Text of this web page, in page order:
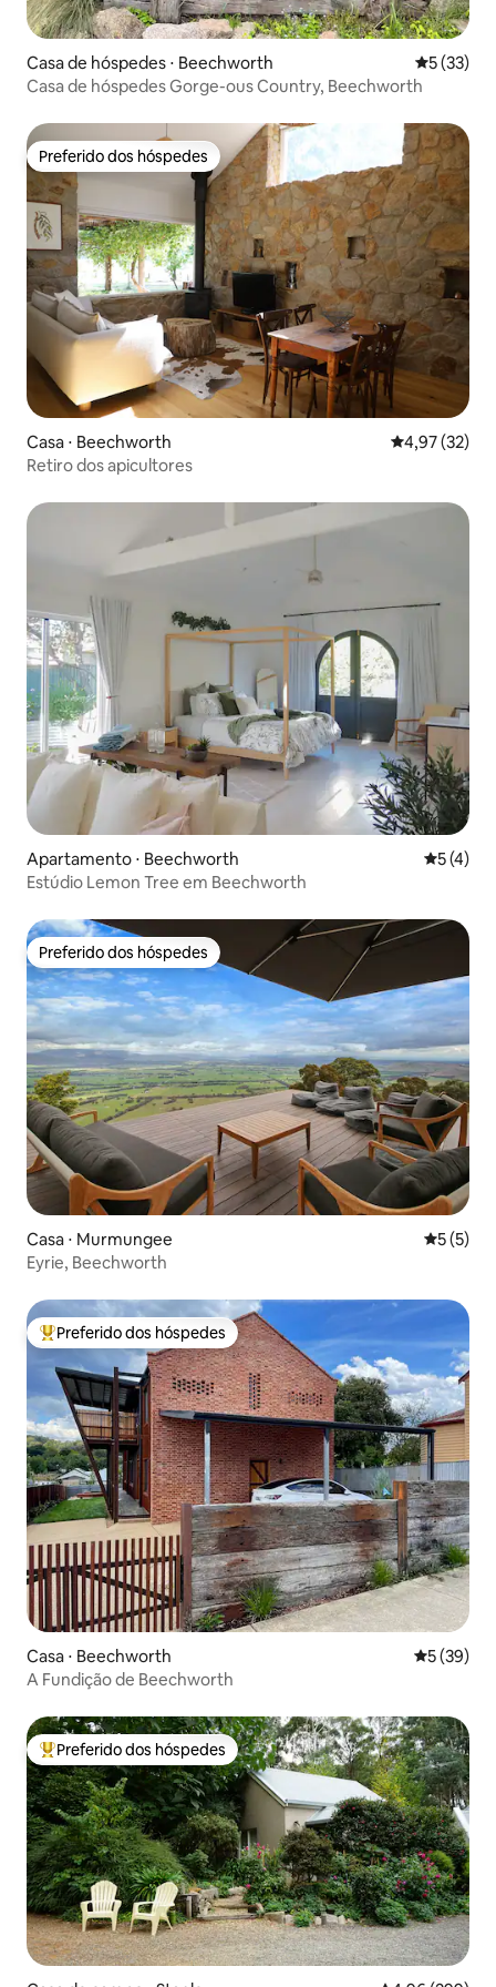
Casa de hóspedes ⋅ Beechworth 5 de uma
5 (33)
Casa de hóspedes Gorge-ous Country, Beechworth
Preferido dos hóspedes
Preferido dos hóspedes
Casa ⋅ Beechworth 4,97 de uma
4,97 (32)
Retiro dos apicultores
Apartamento ⋅ Beechworth 5 de
5 (4)
Estúdio Lemon Tree em Beechworth
Preferido dos hóspedes
Preferido dos hóspedes
Casa ⋅ Murmungee 5 de
5 (5)
Eyrie, Beechworth
Entre os melhores preferidos dos hóspedes
Preferido dos hóspedes
Casa ⋅ Beechworth 5 de uma
5 (39)
A Fundição de Beechworth
Entre os melhores preferidos dos hóspedes
Preferido dos hóspedes